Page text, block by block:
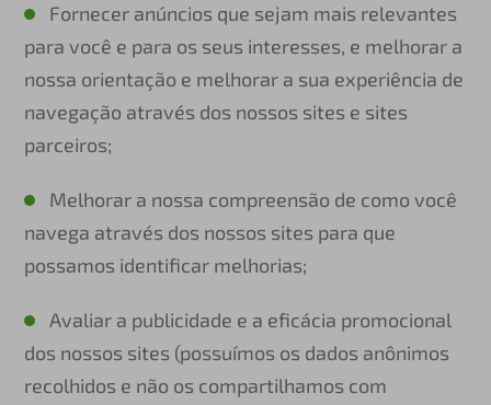
Fornecer anúncios que sejam mais relevantes
para você e para os seus interesses, e melhorar a
nossa orientação e melhorar a sua experiência de
navegação através dos nossos sites e sites
parceiros;
Melhorar a nossa compreensão de como você
navega através dos nossos sites para que
possamos identificar melhorias;
Avaliar a publicidade e a eficácia promocional
dos nossos sites (possuímos os dados anônimos
recolhidos e não os compartilhamos com